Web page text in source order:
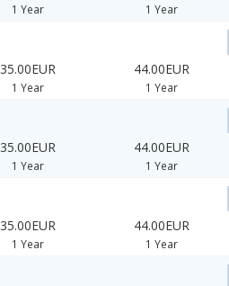
1 Year 1 Year
35.00EUR
1 Year
44.00EUR
1 Year
35.00EUR
1 Year
44.00EUR
1 Year
35.00EUR
1 Year
44.00EUR
1 Year